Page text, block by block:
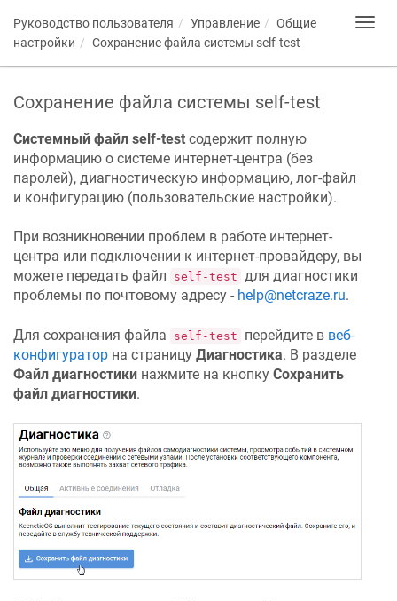
Руководство пользователя Управление
Общие
настройки
Сохранение файла системы self-test
Сохранение файла системы self-test
Системный файл self-test содержит полную
информацию о системе интернет-центра (без
паролей), диагностическую информацию, лог-файл
и конфигурацию (пользовательские настройки).
При возникновении проблем в работе интернет-
центра или подключении к интернет-провайдеру, вы
можете передать файл
self-test для диагностики
проблемы по почтовому адресу - help@netcraze.ru.
Для сохранения файла self-test перейдите в веб-
конфигуратор на страницу Диагностика. В разделе
Файл диагностики нажмите на кнопку Сохранить
файл диагностики.